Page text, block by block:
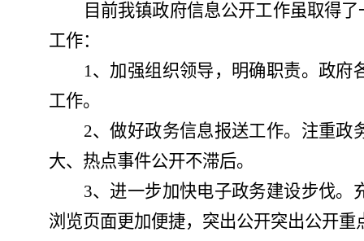
目前我镇政府信息公开工作虽取得
工作：
1、加强组织领导，明确职责。政府
工作。
2、做好政务信息报送工作。注重
大、热点事件公开不滞后。
3、进一步加快电子政务建设步伐
浏览页面更加便捷，突出公开突出公开